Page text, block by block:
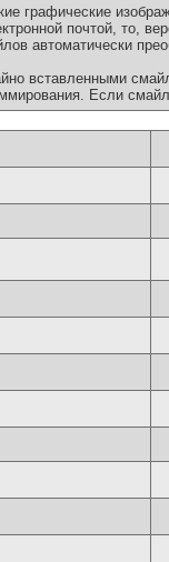
графические
почтой, то,
автоматически
вставленными
Если